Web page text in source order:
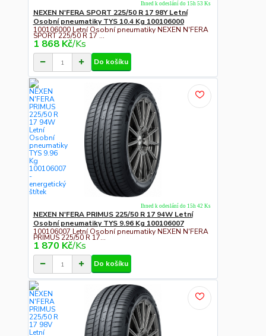
NEXEN N'FERA SPORT 225/50 R 17 98Y Letní
Osobní pneumatiky TYS 10.4 Kg 100106000
100106000 Letní Osobní pneumatiky NEXEN N'FERA
SPORT 225/50 R 17 ...
1 868 Kč/Ks
Ihned k odeslání do 15h 53 Ks
Do košíku
NEXEN N'FERA PRIMUS 225/50 R 17 94W Letní
Osobní pneumatiky TYS 9.96 Kg 100106007
100106007 Letní Osobní pneumatiky NEXEN N'FERA
PRIMUS 225/50 R 17...
1 870 Kč/Ks
Ihned k odeslání do 15h 42 Ks
Do košíku